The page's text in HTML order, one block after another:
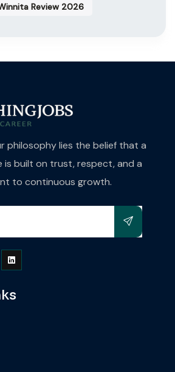
Review 2026
philosophy lies the belief that a
is built on trust, respect, and a
to continuous growth.